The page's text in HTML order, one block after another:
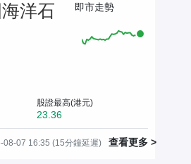
洋石
即市走勢
股證最高(港元)
23.36
08-07 16:35 (15分鐘延遲) 查看更多 >